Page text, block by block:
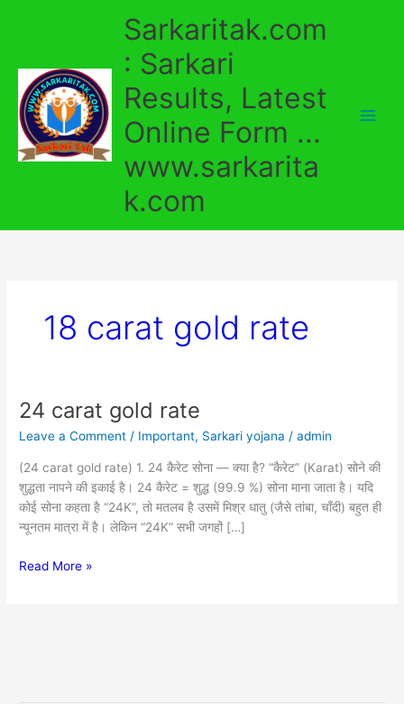
Sarkaritak.com
: Sarkari
Results, Latest
Online Form ...
www.sarkarita
k.com
18 carat gold rate
24 carat gold rate
Leave a Comment / Important, Sarkari yojana /admin
(24 carat gold rate) 1. 24 कैरेट सोना — क्या है? “कैरेट” (Karat) सोने की
शुद्धता नापने की इकाई है। 24 कैरेट = शुद्ध (99.9 %) सोना माना जाता है। यदि
कोई सोना कहता है “24K”, तो मतलब है उसमें मिश्र धातु (जैसे तांबा, चाँदी) बहुत ही
न्यूनतम मात्रा में है। लेकिन “24K” सभी जगहों […]
24
gold
rate
Read More »